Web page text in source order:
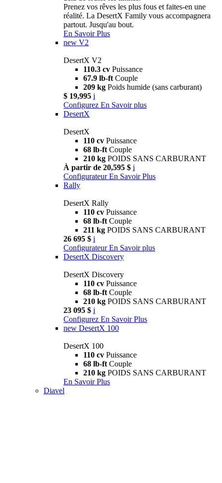
Prenez vos rêves les plus fous et faites-en une
réalité. La DesertX Family vous accompagnera
partout. Jusqu'au bout.
En Savoir Plus
new V2
DesertX V2
110.3 cv Puissance
67.9 lb-ft Couple
209 kg Poids humide (sans carburant)
$ 19,995 i
Configurez En Savoir plus
DesertX
DesertX
110 cv Puissance
68 lb-ft Couple
210 kg POIDS SANS CARBURANT
À partir de 20,595 $ i
Configurateur En Savoir Plus
Rally
DesertX Rally
110 cv Puissance
68 lb-ft Couple
211 kg POIDS SANS CARBURANT
26 695 $ i
Configurateur En Savoir plus
DesertX Discovery
DesertX Discovery
110 cv Puissance
68 lb-ft Couple
210 kg POIDS SANS CARBURANT
23 095 $ i
Configurez En Savoir Plus
new DesertX 100
DesertX 100
110 cv Puissance
68 lb-ft Couple
210 kg POIDS SANS CARBURANT
En Savoir Plus
Diavel